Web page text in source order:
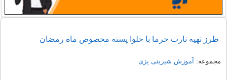
طرز تهیه تارت خرما با حلوا پسته مخصوص ماه رمضان
مجموعه: آموزش شیرینی پزی